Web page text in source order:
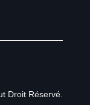
Droit Réservé.